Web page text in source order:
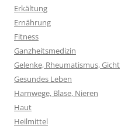
Erkältung
Ernährung
Fitness
Ganzheitsmedizin
Gelenke, Rheumatismus, Gicht
Gesundes Leben
Harnwege, Blase, Nieren
Haut
Heilmittel